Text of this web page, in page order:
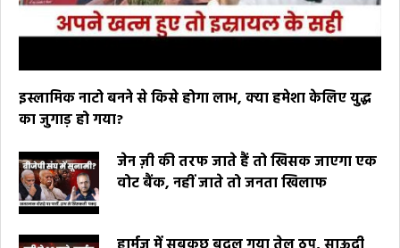
इस्लामिक नाटो बनने से किसे होगा लाभ, क्या हमेशा केलिए युद्ध
का जुगाड़ हो गया?
जेन ज़ी की तरफ जाते हैं तो खिसक जाएगा एक
वोट बैंक, नहीं जाते तो जनता खिलाफ